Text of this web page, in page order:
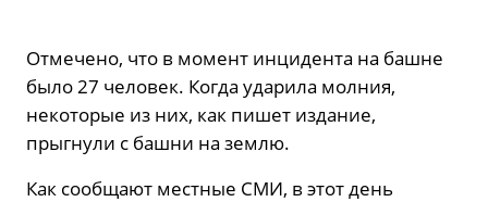
Отмечено, что в момент инцидента на башне
было 27 человек. Когда ударила молния,
некоторые из них, как пишет издание,
прыгнули с башни на землю.
Как сообщают местные СМИ, в этот день